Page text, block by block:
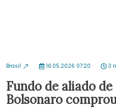
Brasil 16.05.2026 07:20 3
Fundo de aliado
Bolsonaro